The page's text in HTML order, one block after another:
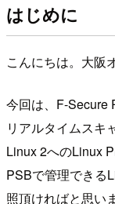
はじめに
こんにちは。大阪
今回は、F-Secure
リアルタイムスキ
Linux 2へのLinux
PSBで管理できる
照頂ければと思い